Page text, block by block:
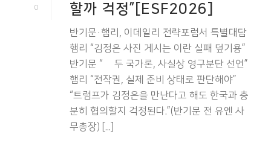
0
할까 걱정”[ESF2026]
반기문·햄리, 이데일리 전략포럼서 특별대담
햄리 “김정은 사진 게시는 이란 실패 덮기용”
반기문 “北 두 국가론, 사실상 영구분단 선언”
햄리 “전작권, 실제 준비 상태로 판단해야”
“트럼프가 김정은을 만난다고 해도 한국과 충
분히 협의할지 걱정된다.”(반기문 전 유엔 사
무총장) [...]